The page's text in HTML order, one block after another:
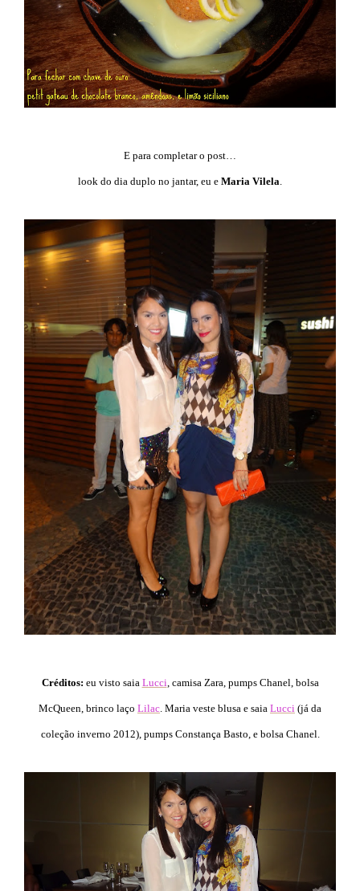
E para completar o post…
look do dia duplo no jantar, eu e Maria Vilela
Créditos: eu visto saia Lucci , camisa Zara, pumps Chanel, bolsa
McQueen, brinco laço Lilac . Maria veste blusa e saia Lucci (já da
coleção inverno 2012), pumps Constança Basto, e bolsa Chanel.